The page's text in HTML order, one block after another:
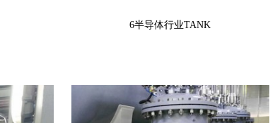
6半导体行业TANK